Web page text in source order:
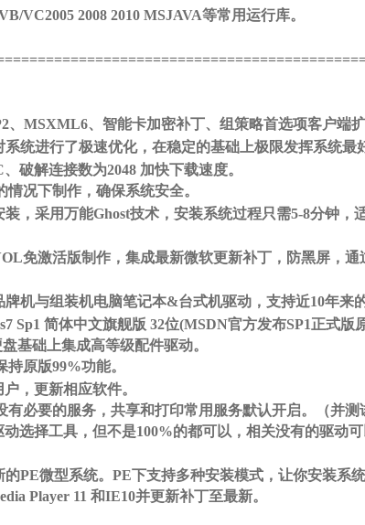
VC2005 2008 2010 MSJAVA等常用运行库。
MSXML6、智能卡加密补丁、组策略首选项客户端扩
统进行了极速优化，在稳定的基础上极限发挥系统最
破解连接数为2048 加快下载速度。
况下制作，确保系统安全。
，采用万能Ghost技术，安装系统过程只需5-8分钟，
免激活版制作，集成最新微软更新补丁，防黑屏，通
机与组装机电脑笔记本&台式机驱动，支持近10年来
Sp1 简体中文旗舰版 32位(MSDN官方发布SP1正式版
基础上集成高等级配件驱动。
持原版99%功能。
，更新相应软件。
有必要的服务，共享和打印常用服务默认开启。（并测
动选择工具，但不是100%的都可以，相关没有的驱动
PE微型系统。PE下支持多种安装模式，让你安装系统
Player 11 和IE10并更新补丁至最新。